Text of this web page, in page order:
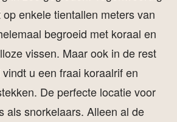
enkele tientallen meters van
begroeid met koraal en
vissen. Maar ook in de rest
u een fraai koraalrif en
De perfecte locatie voor
als snorkelaars. Alleen al de